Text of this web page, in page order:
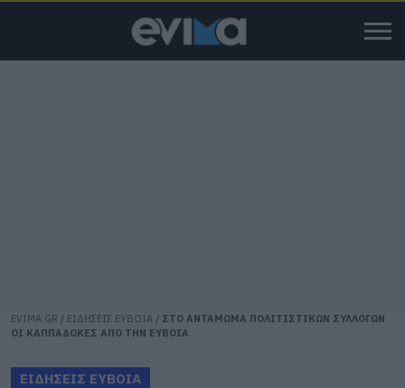
EVIMA.GR / ΕΙΔΗΣΕΙΣ ΕΥΒΟΙΑ / ΣΤΟ ΑΝΤΑΜΩΜΑ ΠΟΛΙΤΙΣΤΙΚΩΝ ΣΥΛΛΟΓΩΝ
ΟΙ ΚΑΠΠΑΔΟΚΕΣ ΑΠΟ ΤΗΝ ΕΥΒΟΙΑ
ΕΙΔΗΣΕΙΣ ΕΥΒΟΙΑ